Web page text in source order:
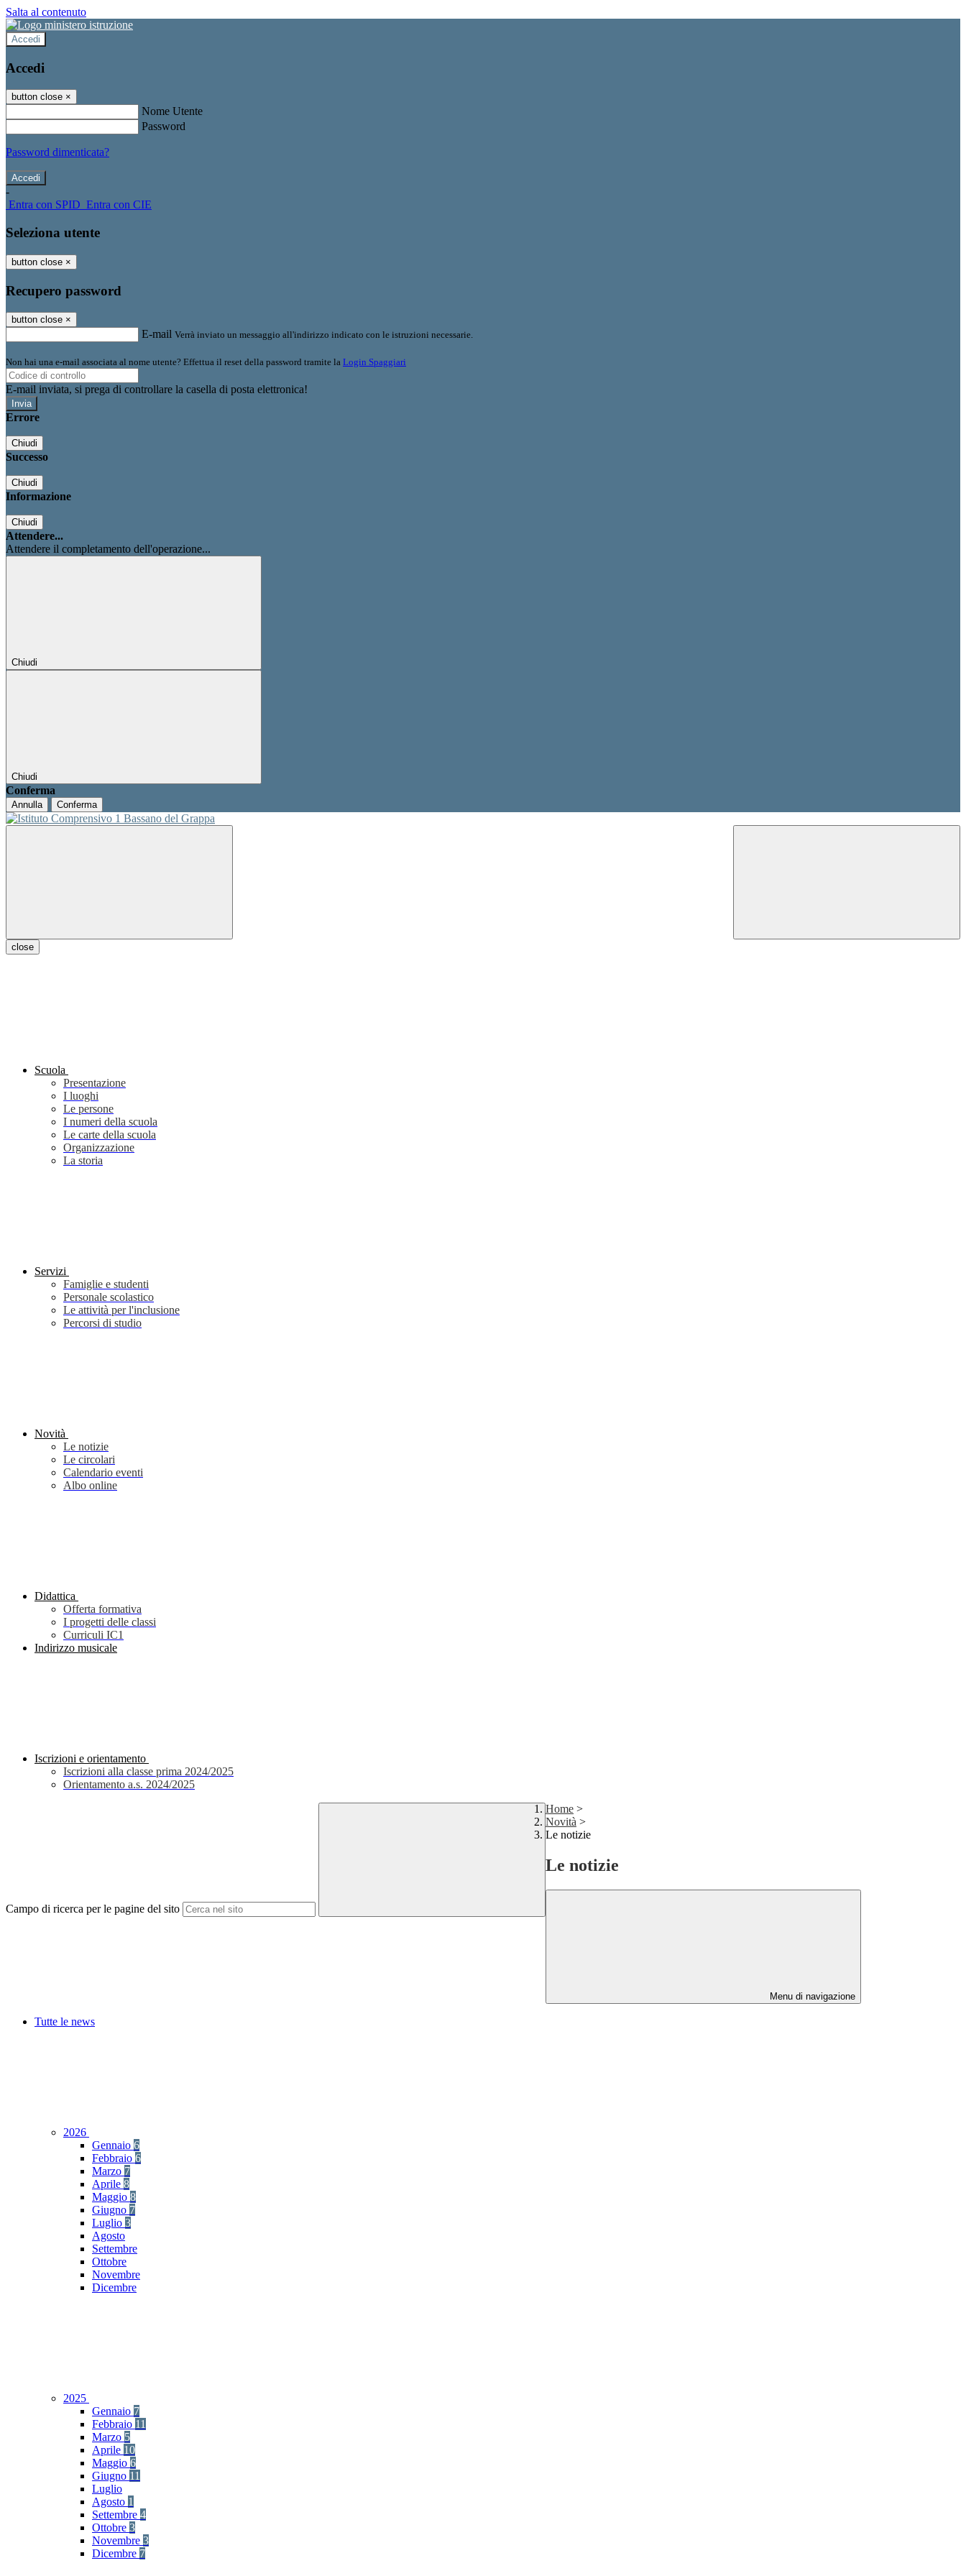
Salta al contenuto
Accedi
Accedi
button close ×
Nome Utente
Password
Password dimenticata?
-
Entra con SPID Entra con CIE
Seleziona utente
button close ×
Recupero password
button close ×
E-mail Verrà inviato un messaggio all'indirizzo indicato con le istruzioni necessarie.
Non hai una e-mail associata al nome utente? Effettua il reset della password tramite la Login Spaggiari
E-mail inviata, si prega di controllare la casella di posta elettronica!
Errore
Chiudi
Successo
Chiudi
Informazione
Chiudi
Attendere...
Attendere il completamento dell'operazione...
Chiudi
Chiudi
Conferma
Annulla Conferma
close
Scuola
Presentazione
I luoghi
Le persone
I numeri della scuola
Le carte della scuola
Organizzazione
La storia
Servizi
Famiglie e studenti
Personale scolastico
Le attività per l'inclusione
Percorsi di studio
Novità
Le notizie
Le circolari
Calendario eventi
Albo online
Didattica
Offerta formativa
I progetti delle classi
Curriculi IC1
Indirizzo musicale
Iscrizioni e orientamento
Iscrizioni alla classe prima 2024/2025
Orientamento a.s. 2024/2025
Campo di ricerca per le pagine del sito
Home >
Novità >
Le notizie
Le notizie
Menu di navigazione
Tutte le news
2026
Gennaio 6
Febbraio 6
Marzo 7
Aprile 8
Maggio 8
Giugno 7
Luglio 3
Agosto
Settembre
Ottobre
Novembre
Dicembre
2025
Gennaio 7
Febbraio 11
Marzo 5
Aprile 10
Maggio 6
Giugno 11
Luglio
Agosto 1
Settembre 4
Ottobre 3
Novembre 3
Dicembre 7